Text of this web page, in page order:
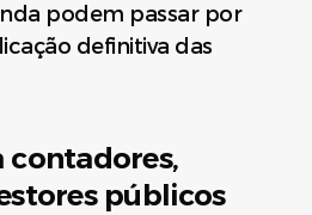
podem passar por
definitiva das
públicos